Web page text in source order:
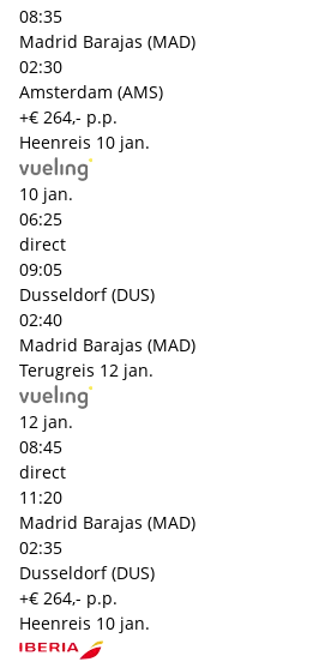
08:35
Madrid Barajas (MAD)
02:30
Amsterdam (AMS)
+€ 264,- p.p.
Heenreis 10 jan.
10 jan.
06:25
direct
09:05
Dusseldorf (DUS)
02:40
Madrid Barajas (MAD)
Terugreis 12 jan.
12 jan.
08:45
direct
11:20
Madrid Barajas (MAD)
02:35
Dusseldorf (DUS)
+€ 264,- p.p.
Heenreis 10 jan.